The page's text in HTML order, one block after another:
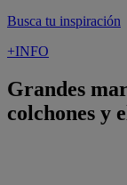
Busca tu inspiración
+INFO
Grandes
colchones y